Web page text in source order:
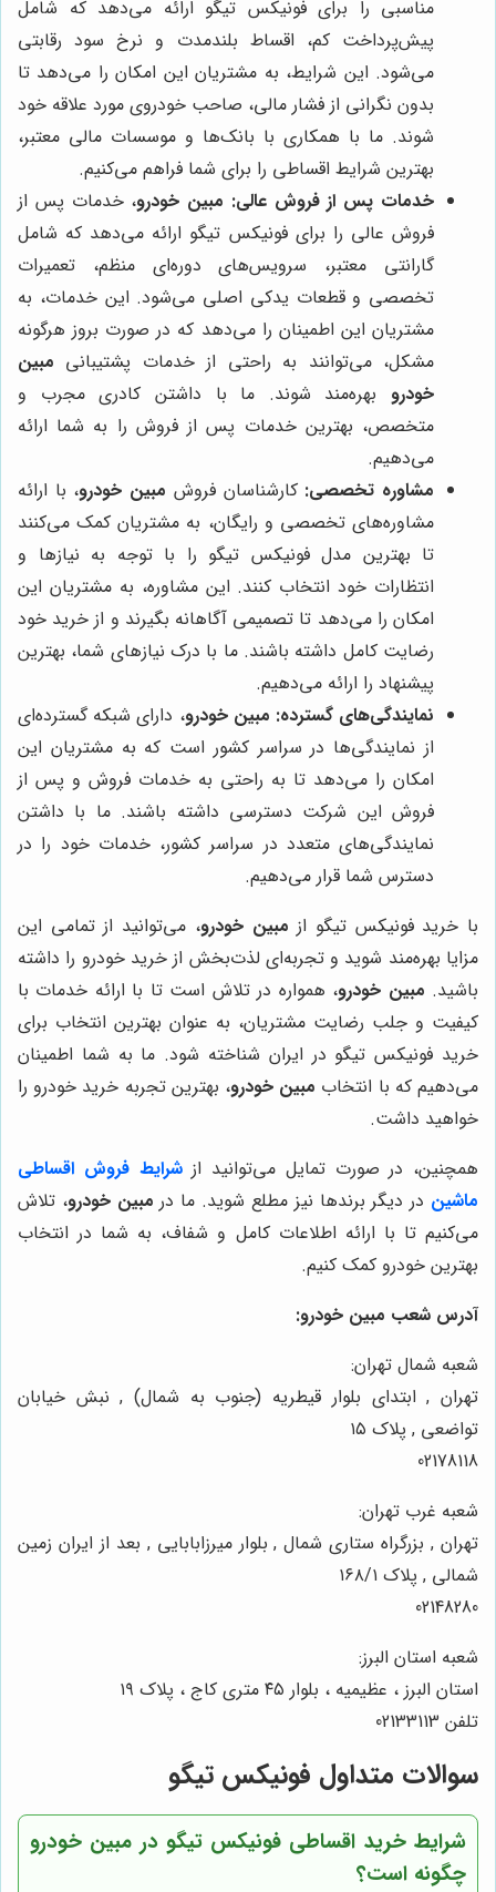
مناسبی را برای فونیکس تیگو ارائه می‌دهد که شامل
پیش‌پرداخت کم، اقساط بلندمدت و نرخ سود رقابتی
می‌شود. این شرایط، به مشتریان این امکان را می‌دهد تا
بدون نگرانی از فشار مالی، صاحب خودروی مورد علاقه خود
شوند. ما با همکاری با بانک‌ها و موسسات مالی معتبر،
بهترین شرایط اقساطی را برای شما فراهم می‌کنیم.
خدمات پس از فروش عالی: مبین خودرو، خدمات پس از
فروش عالی را برای فونیکس تیگو ارائه می‌دهد که شامل
گارانتی معتبر، سرویس‌های دوره‌ای منظم، تعمیرات
تخصصی و قطعات یدکی اصلی می‌شود. این خدمات، به
مشتریان این اطمینان را می‌دهد که در صورت بروز هرگونه
مشکل، می‌توانند به راحتی از خدمات پشتیبانی مبین
خودرو بهره‌مند شوند. ما با داشتن کادری مجرب و
متخصص، بهترین خدمات پس از فروش را به شما ارائه
می‌دهیم.
مشاوره تخصصی: کارشناسان فروش مبین خودرو، با ارائه
مشاوره‌های تخصصی و رایگان، به مشتریان کمک می‌کنند
تا بهترین مدل فونیکس تیگو را با توجه به نیازها و
انتظارات خود انتخاب کنند. این مشاوره، به مشتریان این
امکان را می‌دهد تا تصمیمی آگاهانه بگیرند و از خرید خود
رضایت کامل داشته باشند. ما با درک نیازهای شما، بهترین
پیشنهاد را ارائه می‌دهیم.
نمایندگی‌های گسترده: مبین خودرو، دارای شبکه گسترده‌ای
از نمایندگی‌ها در سراسر کشور است که به مشتریان این
امکان را می‌دهد تا به راحتی به خدمات فروش و پس از
فروش این شرکت دسترسی داشته باشند. ما با داشتن
نمایندگی‌های متعدد در سراسر کشور، خدمات خود را در
دسترس شما قرار می‌دهیم.
با خرید فونیکس تیگو از مبین خودرو، می‌توانید از تمامی این
مزایا بهره‌مند شوید و تجربه‌ای لذت‌بخش از خرید خودرو را داشته
باشید. مبین خودرو، همواره در تلاش است تا با ارائه خدمات با
کیفیت و جلب رضایت مشتریان، به عنوان بهترین انتخاب برای
خرید فونیکس تیگو در ایران شناخته شود. ما به شما اطمینان
می‌دهیم که با انتخاب مبین خودرو، بهترین تجربه خرید خودرو را
خواهید داشت.
همچنین، در صورت تمایل می‌توانید ازشرایط فروش اقساطی
ماشین در دیگر برندها نیز مطلع شوید. ما در مبین خودرو، تلاش
می‌کنیم تا با ارائه اطلاعات کامل و شفاف، به شما در انتخاب
بهترین خودرو کمک کنیم.
آدرس شعب مبین خودرو:
شعبه شمال تهران:
تهران , ابتدای بلوار قیطریه (جنوب به شمال) , نبش خیابان
تواضعی , پلاک ۱۵
02178118
شعبه غرب تهران:
تهران , بزرگراه ستاری شمال , بلوار میرزابابایی , بعد از ایران زمین
شمالی , پلاک ۱۶۸/۱
02148280
شعبه استان البرز:
استان البرز ، عظیمیه ، بلوار ۴۵ متری کاج ، پلاک ۱۹
تلفن 02133113
سوالات متداول فونیکس تیگو
شرایط خرید اقساطی فونیکس تیگو در مبین خودرو
چگونه است؟